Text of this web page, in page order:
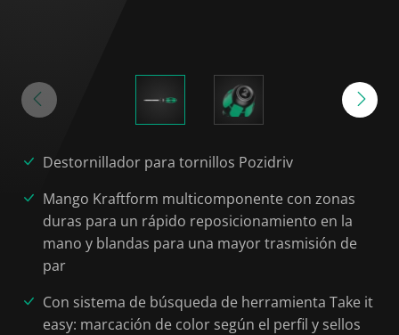
Destornillador para tornillos Pozidriv
Mango Kraftform multicomponente con zonas
duras para un rápido reposicionamiento en la
mano y blandas para una mayor trasmisión de
par
Con sistema de búsqueda de herramienta Take it
easy: marcación de color según el perfil y sellos